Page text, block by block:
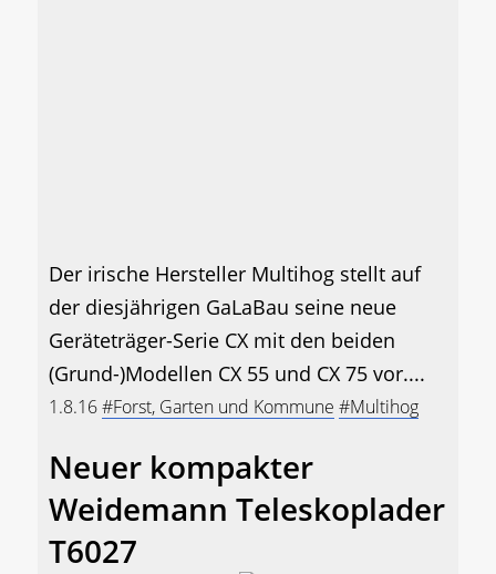
Der irische Hersteller Multihog stellt auf
der diesjährigen GaLaBau seine neue
Geräteträger-Serie CX mit den beiden
(Grund-)Modellen CX 55 und CX 75 vor....
1.8.16#Forst, Garten und Kommune #Multihog
Neuer kompakter
Weidemann Teleskoplader
T6027